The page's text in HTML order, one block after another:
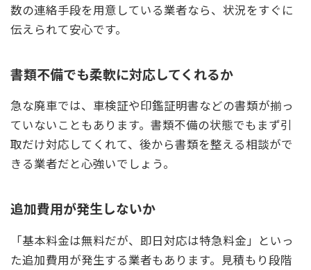
数の連絡手段を用意している業者なら、状況をすぐに
伝えられて安心です。
書類不備でも柔軟に対応してくれるか
急な廃車では、車検証や印鑑証明書などの書類が揃っ
ていないこともあります。書類不備の状態でもまず引
取だけ対応してくれて、後から書類を整える相談がで
きる業者だと心強いでしょう。
追加費用が発生しないか
「基本料金は無料だが、即日対応は特急料金」といっ
た追加費用が発生する業者もあります。見積もり段階